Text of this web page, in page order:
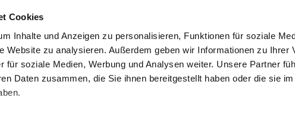
Cookies
Inhalte und Anzeigen zu personalisieren, Funktionen für soziale
Website zu analysieren. Außerdem geben wir Informationen zu Ihrer
für soziale Medien, Werbung und Analysen weiter. Unsere Partner
Daten zusammen, die Sie ihnen bereitgestellt haben oder die sie